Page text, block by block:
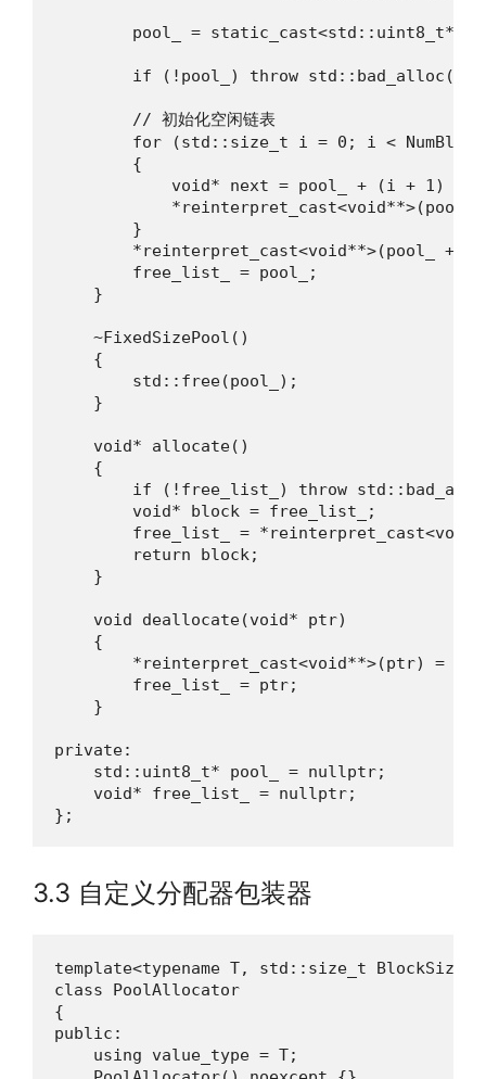
pool_ =
        if (!pool_) throw std::bad_alloc();
        // 初始化空闲链表
for (std::size_t i = 0; i <
        {
void* next = pool_ + (i + 1) *
*reinterpret_cast<void**>(pool_
        }
*reinterpret_cast<void**>(pool_ +
        free_list_ = pool_;
    }
    ~FixedSizePool()
    {
        std::free(pool_);
    }
    void* allocate()
    {
if (!free_list_) throw
        void* block = free_list_;
free_list_ =
        return block;
    }
    void deallocate(void* ptr)
    {
*reinterpret_cast<void**>(ptr) =
        free_list_ = ptr;
    }
private:
    std::uint8_t* pool_ = nullptr;
    void* free_list_ = nullptr;
};
3.3 自定义分配器包装器
template<typename T, std::size_t
class PoolAllocator
{
public:
    using value_type = T;